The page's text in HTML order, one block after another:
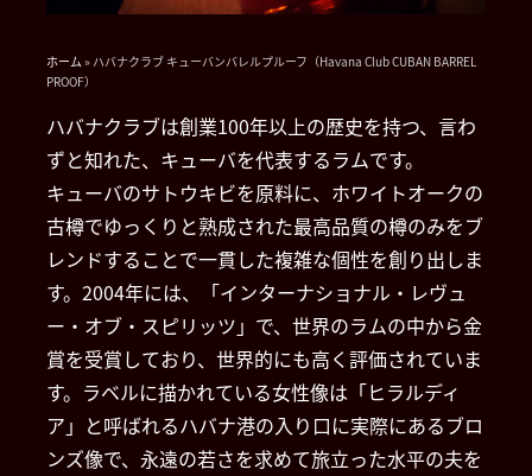
ホーム » ハバナクラブ キューバンバレルプルーフ（Havana Club CUBAN BARREL
PROOF）
ハバナクラブは創業100年以上の歴史を持つ、言わ
ずと知れた、キューバを代表するラムです。
キューバのサトウキビを原料に、ホワイトオークの
古樽でゆっくりと熟成された最高品質の樽のみをブ
レンドすることで一貫した複雑な個性を創り出しま
す。2004年には、「インターナショナル・レヴュ
ー・オブ・スピリッツ」で、世界のラムの中から金
賞を受賞しており、世界的にも高く評価されていま
す。ラベルに描かれている女性像は「ヒラルディ
ア」と呼ばれるハバナ港の入り口に実際にあるブロ
ンズ像で、永遠の若さを求めて旅立った水平の夫を